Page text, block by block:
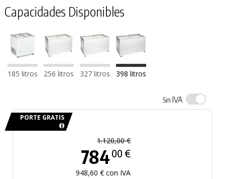
Capacidades Disponibles
185 litros 256 litros 327 litros 398 litros
Sin IVA
PORTE GRATIS
1.120,00 €
784 00 €
948,60 € con IVA